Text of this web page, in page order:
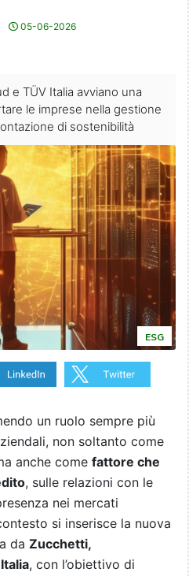
05-06-2026
e TÜV Italia avviano una
le imprese nella gestione
di sostenibilità
ESG
un ruolo sempre più
non soltanto come
anche come fattore che
, sulle relazioni con le
nei mercati
si inserisce la nuova
da Zucchetti,
, con l’obiettivo di